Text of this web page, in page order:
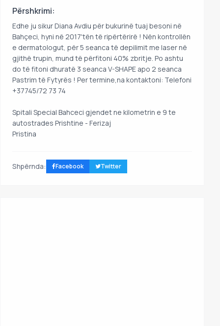
Përshkrimi:
Edhe ju sikur Diana Avdiu për bukurinë tuaj besoni në
Bahçeci, hyni në 2017'tën të ripërtërirë ! Nën kontrollën
e dermatologut, për 5 seanca të depilimit me laser në
gjithë trupin, mund të përfitoni 40% zbritje. Po ashtu
do të fitoni dhuratë 3 seanca V-SHAPE apo 2 seanca
Pastrim të Fytyrës ! Per termine,na kontaktoni: Telefoni
+37745/72 73 74
Spitali Special Bahceci gjendet ne kilometrin e 9 te
autostrades Prishtine - Ferizaj
Pristina
Shpërnda: Facebook Twitter